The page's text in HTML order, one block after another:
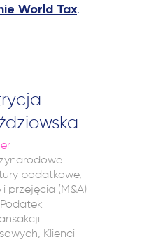
World Tax.
podatkowe,
i przejęcia (M&A)
Klienci